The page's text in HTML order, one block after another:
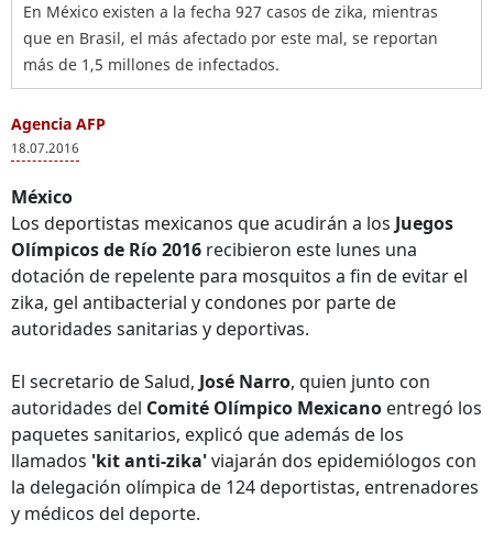
En México existen a la fecha 927 casos de zika, mientras
que en Brasil, el más afectado por este mal, se reportan
más de 1,5 millones de infectados.
Agencia AFP
18.07.2016
México
Los deportistas mexicanos que acudirán a los Juegos
Olímpicos de Río 2016 recibieron este lunes una
dotación de repelente para mosquitos a fin de evitar el
zika, gel antibacterial y condones por parte de
autoridades sanitarias y deportivas.
El secretario de Salud, José Narro, quien junto con
autoridades del Comité Olímpico Mexicano entregó los
paquetes sanitarios, explicó que además de los
llamados 'kit anti-zika'viajarán dos epidemiólogos con
la delegación olímpica de 124 deportistas, entrenadores
y médicos del deporte.